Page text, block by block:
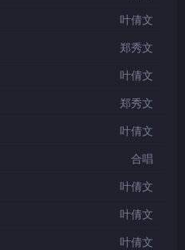
叶倩文
郑秀文
叶倩文
郑秀文
叶倩文
合唱
叶倩文
叶倩文
叶倩文